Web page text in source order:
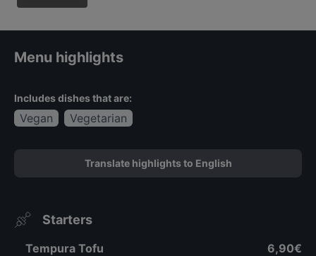
Menu highlights
Includes dishes that are:
Vegan Vegetarian
Translate highlights to English
Starters
Tempura Tofu 6,90€